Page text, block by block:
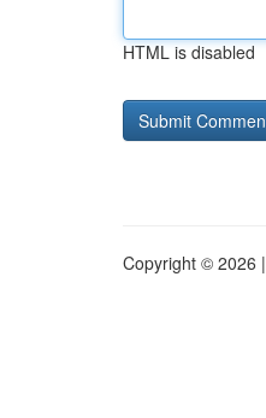
HTML is disabled
Copyright © 2026 |